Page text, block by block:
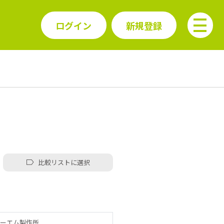
ログイン 新規登録
比較リストに選択
エム製作所